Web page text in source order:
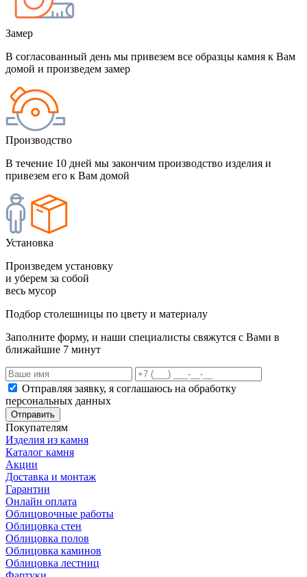
Замер
В согласованный день мы привезем все образцы камня к Вам
домой и произведем замер
Производство
В течение 10 дней мы закончим производство изделия и
привезем его к Вам домой
Установка
Произведем установку
и уберем за собой
весь мусор
Подбор столешницы по цвету и материалу
Заполните форму, и наши специалисты свяжутся с Вами в
ближайшие 7 минут
Отправляя заявку, я соглашаюсь на обработку
персональных данных
Отправить
Покупателям
Изделия из камня
Каталог камня
Акции
Доставка и монтаж
Гарантии
Онлайн оплата
Облицовочные работы
Облицовка стен
Облицовка полов
Облицовка каминов
Облицовка лестниц